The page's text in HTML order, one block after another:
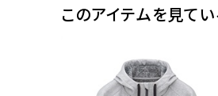
このアイテムを見て